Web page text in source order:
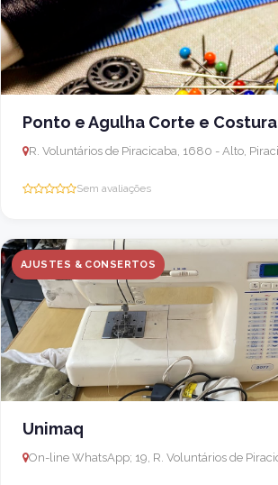
Ponto e Agulha Corte e Costura
Sem avaliações
AJUSTES & CONSERTOS
Unimaq